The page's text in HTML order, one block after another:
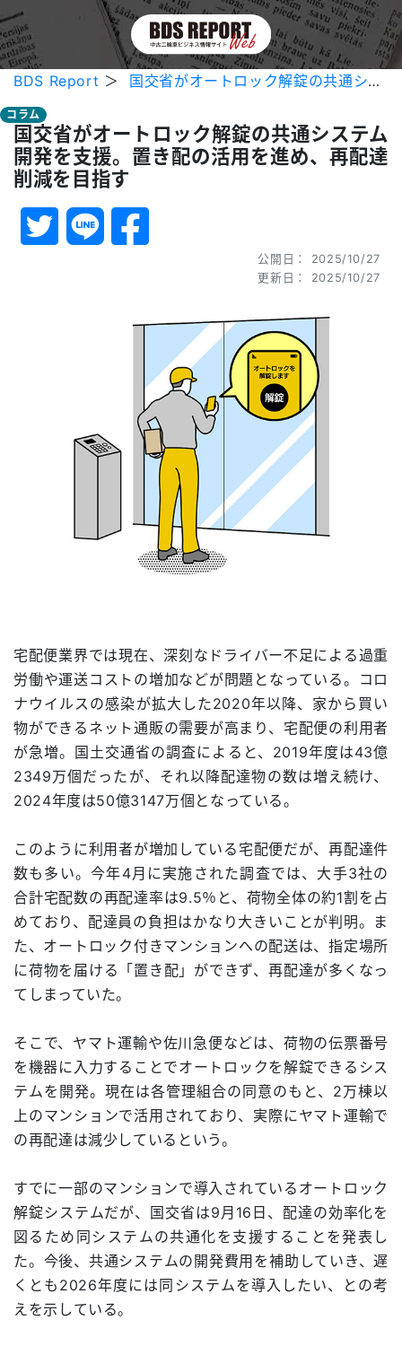
BDS Report ＞ 国交省がオートロック解錠の共通システム開発を支援。置き配の活用を進め、再配達削減を目指す
コラム
国交省がオートロック解錠の共通システム
開発を支援。置き配の活用を進め、再配達
削減を目指す
公開日： 2025/10/27
更新日： 2025/10/27
宅配便業界では現在、深刻なドライバー不足による過重
労働や運送コストの増加などが問題となっている。コロ
ナウイルスの感染が拡大した2020年以降、家から買い
物ができるネット通販の需要が高まり、宅配便の利用者
が急増。国土交通省の調査によると、2019年度は43億
2349万個だったが、それ以降配達物の数は増え続け、
2024年度は50億3147万個となっている。
このように利用者が増加している宅配便だが、再配達件
数も多い。今年4月に実施された調査では、大手3社の
合計宅配数の再配達率は9.5％と、荷物全体の約1割を占
めており、配達員の負担はかなり大きいことが判明。ま
た、オートロック付きマンションへの配送は、指定場所
に荷物を届ける「置き配」ができず、再配達が多くなっ
てしまっていた。
そこで、ヤマト運輸や佐川急便などは、荷物の伝票番号
を機器に入力することでオートロックを解錠できるシス
テムを開発。現在は各管理組合の同意のもと、2万棟以
上のマンションで活用されており、実際にヤマト運輸で
の再配達は減少しているという。
すでに一部のマンションで導入されているオートロック
解錠システムだが、国交省は9月16日、配達の効率化を
図るため同システムの共通化を支援することを発表し
た。今後、共通システムの開発費用を補助していき、遅
くとも2026年度には同システムを導入したい、との考
えを示している。